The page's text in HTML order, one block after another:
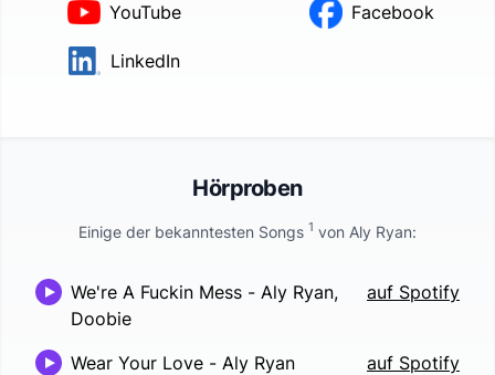
YouTube Facebook
LinkedIn
Hörproben
Einige der bekanntesten Songs 1 von Aly Ryan:
We're A Fuckin Mess - Aly Ryan,
Doobie
auf Spotify
Wear Your Love - Aly Ryan
auf Spotify